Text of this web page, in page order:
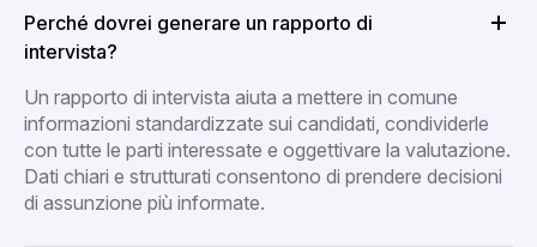
Perché dovrei generare un rapporto di
intervista?
Un rapporto di intervista aiuta a mettere in comune
informazioni standardizzate sui candidati, condividerle
con tutte le parti interessate e oggettivare la valutazione.
Dati chiari e strutturati consentono di prendere decisioni
di assunzione più informate.